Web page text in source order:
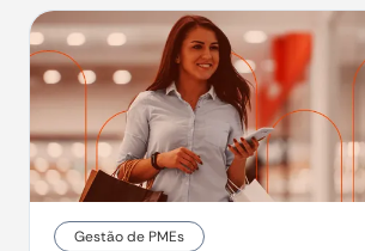
Gestão de PMEs